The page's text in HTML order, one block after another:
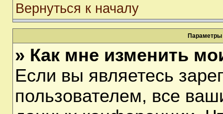
Вернуться к началу
Параметры
» Как мне изменить
Если вы являетесь
пользователем, все